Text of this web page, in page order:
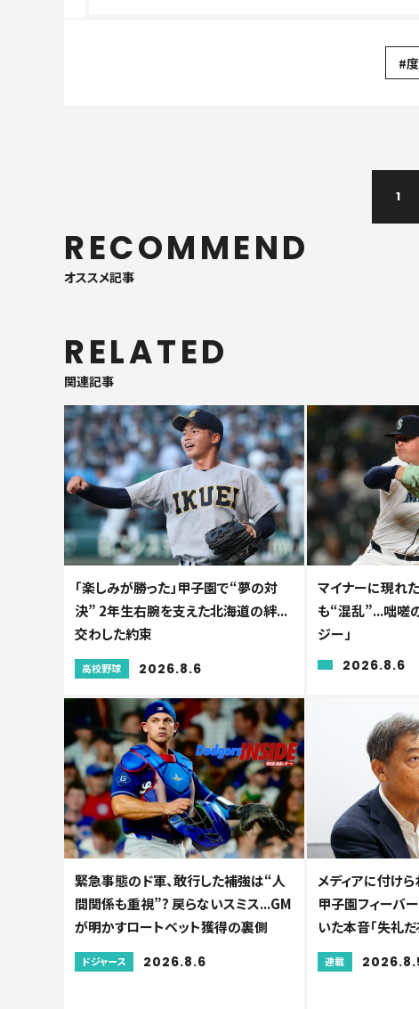
#
1
RECOMMEND
オススメ記事
RELATED
関連記事
「楽しみが勝った」甲子園で“夢の対
決” 2年生右腕を支えた北海道の絆...
交わした約束
高校野球 2026.8.6
マイナーに現れ
も“混乱”...咄嗟
ジー」
2026.8.6
緊急事態のド軍、敢行した補強は“人
間関係も重視”? 戻らないスミス...GM
が明かすロートベット獲得の裏側
ドジャース 2026.8.6
メディアに付け
甲子園フィーバ
いた本音「失礼だ
連載